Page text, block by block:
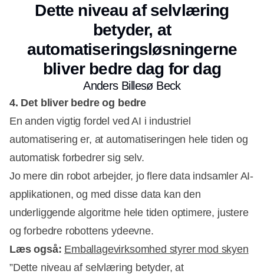
Dette niveau af selvlæring
betyder, at
automatiseringsløsningerne
bliver bedre dag for dag
Anders Billesø Beck
4. Det bliver bedre og bedre
En anden vigtig fordel ved AI i industriel
automatisering er, at automatiseringen hele tiden og
automatisk forbedrer sig selv.
Jo mere din robot arbejder, jo flere data indsamler AI-
applikationen, og med disse data kan den
underliggende algoritme hele tiden optimere, justere
og forbedre robottens ydeevne.
Læs også: Emballagevirksomhed styrer mod skyen
”Dette niveau af selvlæring betyder, at